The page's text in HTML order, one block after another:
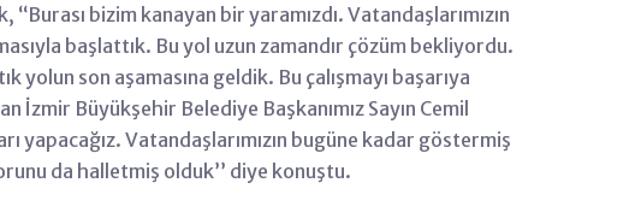
bizim kanayan bir yaramızdı. Vatandaşlarımızın
başlattık. Bu yol uzun zamandır çözüm bekliyordu.
son aşamasına geldik. Bu çalışmayı başarıya
İzmir Büyükşehir Belediye Başkanımız Sayın Cemil
yapacağız. Vatandaşlarımızın bugüne kadar göstermiş
da halletmiş olduk’’ diye konuştu.